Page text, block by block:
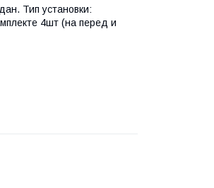
Тип установки:
4шт (на перед и